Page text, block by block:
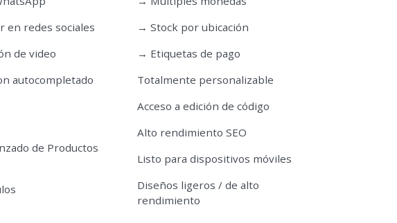
en redes sociales
de video
autocompletado
de Productos
→ Stock por ubicación
→ Etiquetas de pago
Totalmente personalizable
Acceso a edición de código
Alto rendimiento SEO
Listo para dispositivos móviles
Diseños ligeros / de alto
rendimiento